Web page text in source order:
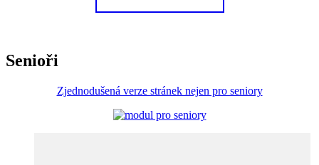
Senioři
Zjednodušená verze stránek nejen pro seniory